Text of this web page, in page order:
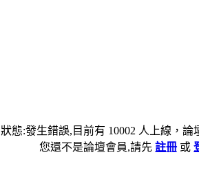
狀態:發生錯誤,目前有 10002 人上線，
您還不是論壇會員,請先 註冊 或